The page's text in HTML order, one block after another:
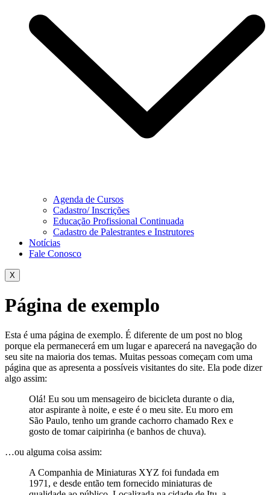
Agenda de Cursos
Cadastro/ Inscrições
Educação Profissional Continuada
Cadastro de Palestrantes e Instrutores
Notícias
Fale Conosco
X
Página de exemplo
Esta é uma página de exemplo. É diferente de um post no blog
porque ela permanecerá em um lugar e aparecerá na navegação do
seu site na maioria dos temas. Muitas pessoas começam com uma
página que as apresenta a possíveis visitantes do site. Ela pode dizer
algo assim:
Olá! Eu sou um mensageiro de bicicleta durante o dia,
ator aspirante à noite, e este é o meu site. Eu moro em
São Paulo, tenho um grande cachorro chamado Rex e
gosto de tomar caipirinha (e banhos de chuva).
…ou alguma coisa assim:
A Companhia de Miniaturas XYZ foi fundada em
1971, e desde então tem fornecido miniaturas de